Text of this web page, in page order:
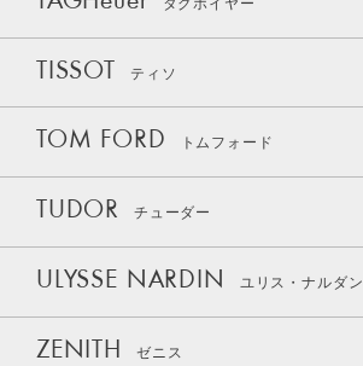
TISSOT ティソ
TOM FORD トムフォード
TUDOR チューダー
ULYSSE NARDIN ユリス・ナルダン
ZENITH ゼニス